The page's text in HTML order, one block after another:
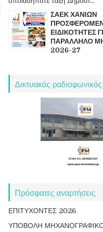
ΣΑΕΚ ΧΑΝΙΩΝ
ΕΙΔΙΚΟΤΗΤΕΣ
ΠΑΡΑΛΛΗΛΟ
2026-27
Δικτυακός
Πρόσφατες αναρτήσεις
ΕΠΙΤΥΧΟΝΤΕΣ 2026
ΥΠΟΒΟΛΗ